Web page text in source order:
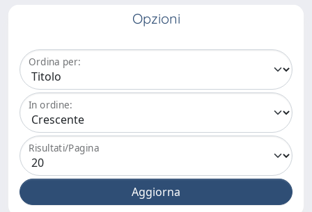
Opzioni
Ordina per:
In ordine:
Risultati/Pagina